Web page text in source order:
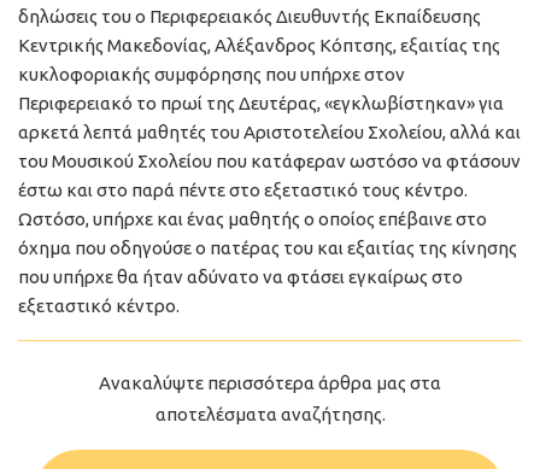
δηλώσεις του ο Περιφερειακός Διευθυντής Εκπαίδευσης
Κεντρικής Μακεδονίας, Αλέξανδρος Κόπτσης, εξαιτίας της
κυκλοφοριακής συμφόρησης που υπήρχε στον
Περιφερειακό το πρωί της Δευτέρας, «εγκλωβίστηκαν» για
αρκετά λεπτά μαθητές του Αριστοτελείου Σχολείου, αλλά και
του Μουσικού Σχολείου που κατάφεραν ωστόσο να φτάσουν
έστω και στο παρά πέντε στο εξεταστικό τους κέντρο.
Ωστόσο, υπήρχε και ένας μαθητής ο οποίος επέβαινε στο
όχημα που οδηγούσε ο πατέρας του και εξαιτίας της κίνησης
που υπήρχε θα ήταν αδύνατο να φτάσει εγκαίρως στο
εξεταστικό κέντρο.
Ανακαλύψτε περισσότερα άρθρα μας στα
αποτελέσματα αναζήτησης.